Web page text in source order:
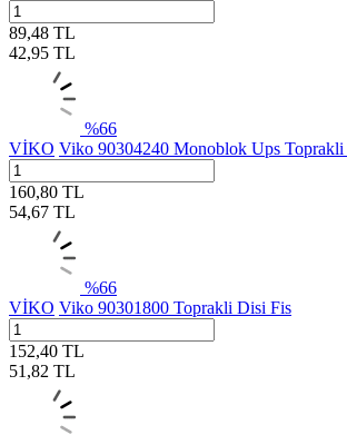
89,48 TL
42,95 TL
%66
VİKO Viko 90304240 Monoblok Ups
160,80 TL
54,67 TL
%66
VİKO Viko 90301800 Toprakli Disi Fis
152,40 TL
51,82 TL